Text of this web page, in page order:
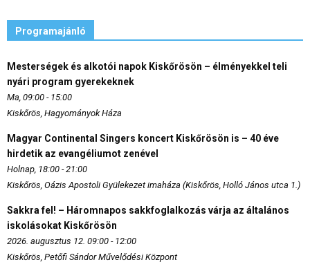
Programajánló
Mesterségek és alkotói napok Kiskőrösön – élményekkel teli
nyári program gyerekeknek
Ma, 09:00 - 15:00
Kiskőrös, Hagyományok Háza
Magyar Continental Singers koncert Kiskőrösön is – 40 éve
hirdetik az evangéliumot zenével
Holnap, 18:00 - 21:00
Kiskőrös, Oázis Apostoli Gyülekezet imaháza (Kiskőrös, Holló János utca 1.)
Sakkra fel! – Háromnapos sakkfoglalkozás várja az általános
iskolásokat Kiskőrösön
2026. augusztus 12. 09:00 - 12:00
Kiskőrös, Petőfi Sándor Művelődési Központ